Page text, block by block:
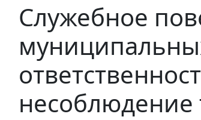
Служебное
несоблюдение